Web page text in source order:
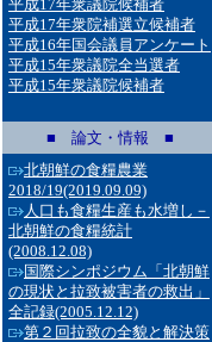
平成17年衆議院候補者
平成17年衆院補選立候補者
平成16年国会議員アンケート
平成15年衆議院全当選者
平成15年衆議院候補者
■ 論文・情報 ■
北朝鮮の食糧農業
2018/19(2019.09.09)
人口も食糧生産も水増し－
北朝鮮の食糧統計
(2008.12.08)
国際シンポジウム「北朝鮮
の現状と拉致被害者の救出」
全記録(2005.12.12)
第２回拉致の全貌と解決策